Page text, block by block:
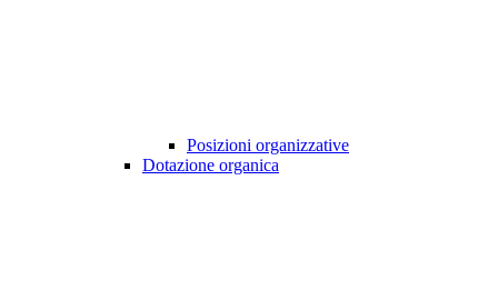
Posizioni organizzative
Dotazione organica